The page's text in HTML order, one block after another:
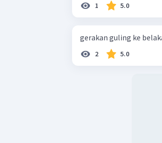
1 5.0
gerakan guling ke
2 5.0